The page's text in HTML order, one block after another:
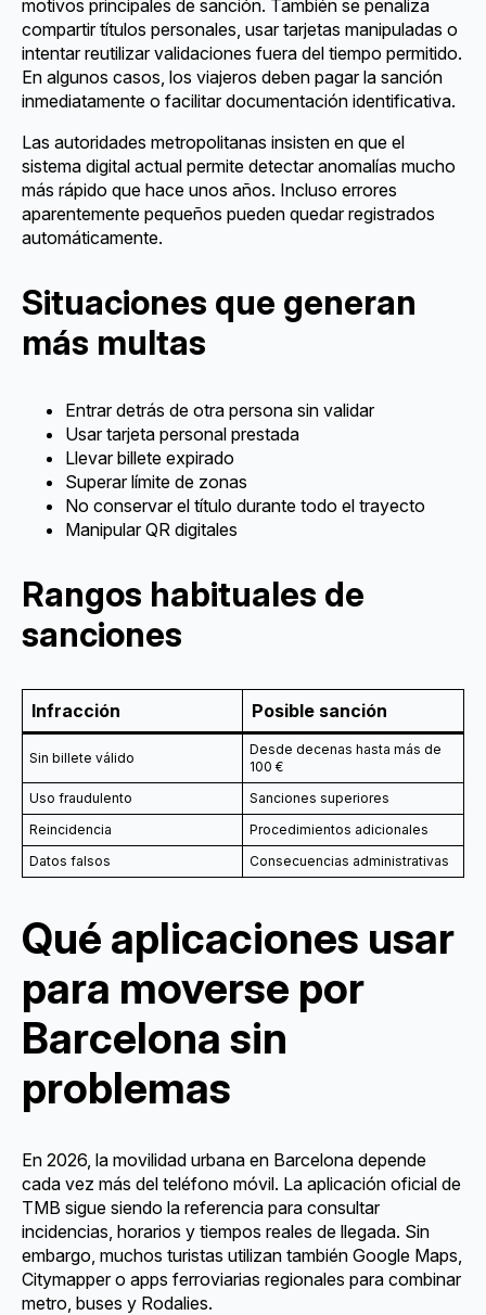
motivos principales de sanción. También se penaliza
compartir títulos personales, usar tarjetas manipuladas o
intentar reutilizar validaciones fuera del tiempo permitido.
En algunos casos, los viajeros deben pagar la sanción
inmediatamente o facilitar documentación identificativa.
Las autoridades metropolitanas insisten en que el
sistema digital actual permite detectar anomalías mucho
más rápido que hace unos años. Incluso errores
aparentemente pequeños pueden quedar registrados
automáticamente.
Situaciones que generan
más multas
Entrar detrás de otra persona sin validar
Usar tarjeta personal prestada
Llevar billete expirado
Superar límite de zonas
No conservar el título durante todo el trayecto
Manipular QR digitales
Rangos habituales de
sanciones
Infracción Posible sanción
Sin billete válido
Desde decenas hasta más de
100 €
Uso fraudulento
Sanciones superiores
Reincidencia
Procedimientos adicionales
Datos falsos
Consecuencias administrativas
Qué aplicaciones usar
para moverse por
Barcelona sin
problemas
En 2026, la movilidad urbana en Barcelona depende
cada vez más del teléfono móvil. La aplicación oficial de
TMB sigue siendo la referencia para consultar
incidencias, horarios y tiempos reales de llegada. Sin
embargo, muchos turistas utilizan también Google Maps,
Citymapper o apps ferroviarias regionales para combinar
metro, buses y Rodalies.